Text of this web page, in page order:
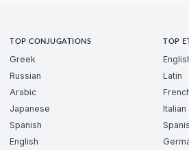
TOP CONJUGATIONS
Greek
Russian
Arabic
Japanese
Spanish
English
TOP
Latin
Italian